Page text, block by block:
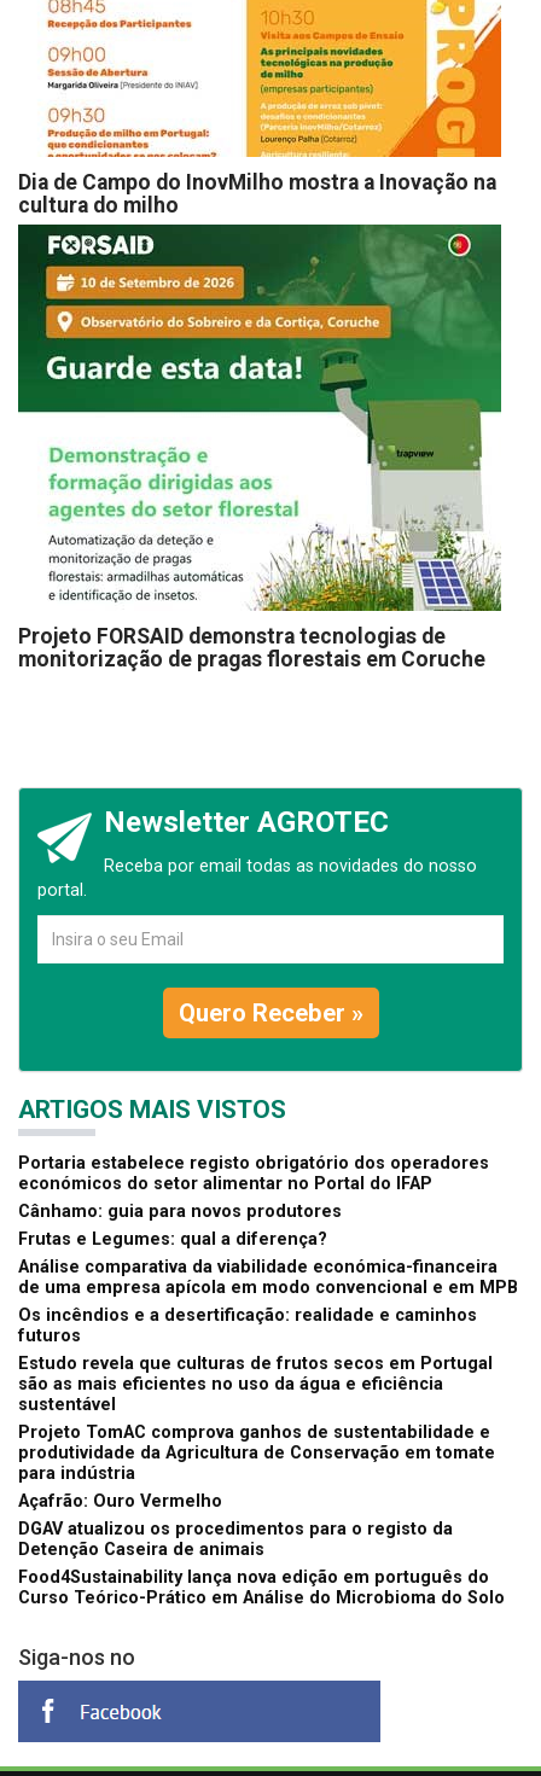
Dia de Campo do InovMilho mostra a Inovação na
cultura do milho
Projeto FORSAID demonstra tecnologias de
monitorização de pragas florestais em Coruche
Newsletter AGROTEC
Receba por email todas as novidades do nosso
portal.
Quero Receber »
ARTIGOS MAIS VISTOS
Portaria estabelece registo obrigatório dos operadores
económicos do setor alimentar no Portal do IFAP
Cânhamo: guia para novos produtores
Frutas e Legumes: qual a diferença?
Análise comparativa da viabilidade económica-financeira
de uma empresa apícola em modo convencional e em MPB
Os incêndios e a desertificação: realidade e caminhos
futuros
Estudo revela que culturas de frutos secos em Portugal
são as mais eficientes no uso da água e eficiência
sustentável
Projeto TomAC comprova ganhos de sustentabilidade e
produtividade da Agricultura de Conservação em tomate
para indústria
Açafrão: Ouro Vermelho
DGAV atualizou os procedimentos para o registo da
Detenção Caseira de animais
Food4Sustainability lança nova edição em português do
Curso Teórico-Prático em Análise do Microbioma do Solo
Siga-nos no